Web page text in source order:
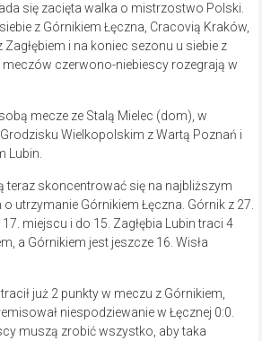
się zacięta walka o mistrzostwo Polski.
z Górnikiem Łęczna, Cracovią Kraków,
Zagłębiem i na koniec sezonu u siebie z
meczów czerwono-niebiescy rozegrają w
mecze ze Stalą Mielec (dom), w
Wielkopolskim z Wartą Poznań i
Lubin.
teraz skoncentrować się na najbliższym
utrzymanie Górnikiem Łęczna. Górnik z 27.
miejscu i do 15. Zagłębia Lubin traci 4
a Górnikiem jest jeszcze 16. Wisła
już 2 punkty w meczu z Górnikiem,
niespodziewanie w Łęcznej 0:0.
muszą zrobić wszystko, aby taka